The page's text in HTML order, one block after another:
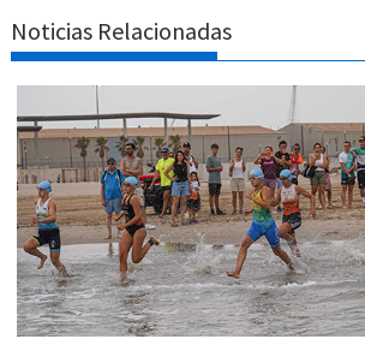
Noticias Relacionadas